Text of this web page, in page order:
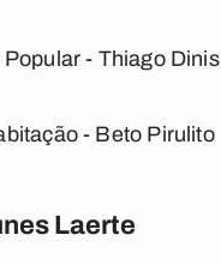
- Thiago Dinis
- Beto Pirulito
Laerte